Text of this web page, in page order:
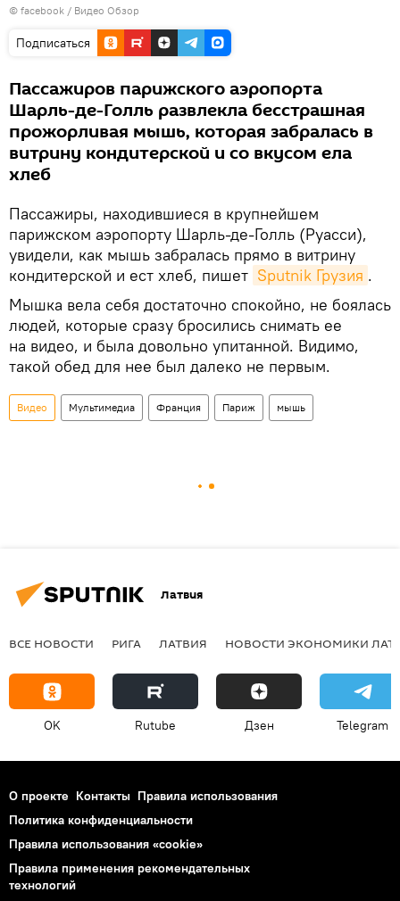
© facebook / Видео Обзор
Подписаться
Пассажиров парижского аэропорта
Шарль-де-Голль развлекла бесстрашная
прожорливая мышь, которая забралась в
витрину кондитерской и со вкусом ела
хлеб
Пассажиры, находившиеся в крупнейшем
парижском аэропорту Шарль-де-Голль (Руасси),
увидели, как мышь забралась прямо в витрину
кондитерской и ест хлеб, пишет Sputnik Грузия .
Мышка вела себя достаточно спокойно, не боялась
людей, которые сразу бросились снимать ее
на видео, и была довольно упитанной. Видимо,
такой обед для нее был далеко не первым.
Видео Мультимедиа Франция Париж мышь
Латвия
ВСЕ НОВОСТИ РИГА ЛАТВИЯ НОВОСТИ ЭКОНОМИКИ
OK Rutube Дзен Telegram
О проекте Контакты Правила использования
Политика конфиденциальности
Правила использования «cookie»
Правила применения рекомендательных
технологий